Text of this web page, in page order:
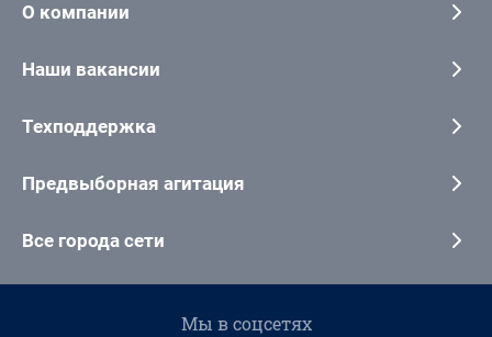
О компании
Наши вакансии
Техподдержка
Предвыборная агитация
Все города сети
Мы в соцсетях